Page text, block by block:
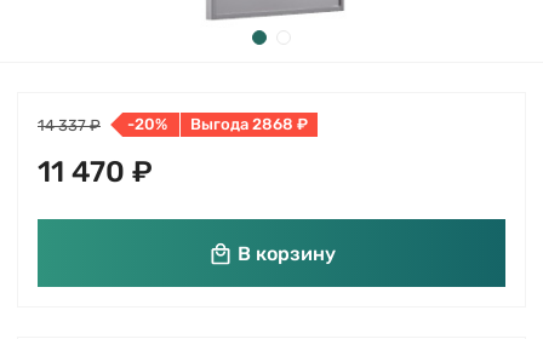
14 337 ₽ -20% Выгода 2868 ₽
11 470 ₽
В корзину